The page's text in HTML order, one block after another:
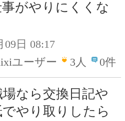
がやりにくくな
09日 08:17
ユーザー
3人 0件
なら交換日記や
でやり取りしたら